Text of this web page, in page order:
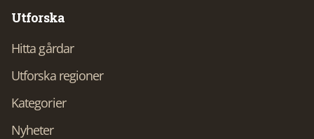
Utforska
Hitta gårdar
Utforska regioner
Kategorier
Nyheter